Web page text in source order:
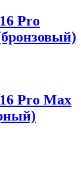
Pro
Pro Max